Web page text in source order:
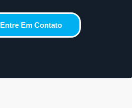
Entre Em Contato